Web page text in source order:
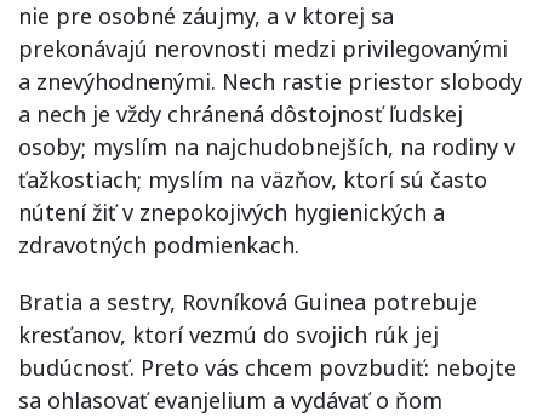
nie pre osobné záujmy, a v ktorej sa
prekonávajú nerovnosti medzi privilegovanými
a znevýhodnenými. Nech rastie priestor slobody
a nech je vždy chránená dôstojnosť ľudskej
osoby; myslím na najchudobnejších, na rodiny v
ťažkostiach; myslím na väzňov, ktorí sú často
nútení žiť v znepokojivých hygienických a
zdravotných podmienkach.
Bratia a sestry, Rovníková Guinea potrebuje
kresťanov, ktorí vezmú do svojich rúk jej
budúcnosť. Preto vás chcem povzbudiť: nebojte
sa ohlasovať evanjelium a vydávať o ňom